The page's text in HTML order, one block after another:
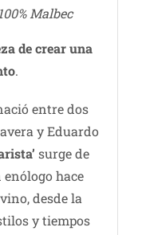
Malbec
de crear una
.
entre dos
y Eduardo
surge de
enólogo hace
desde la
y tiempos